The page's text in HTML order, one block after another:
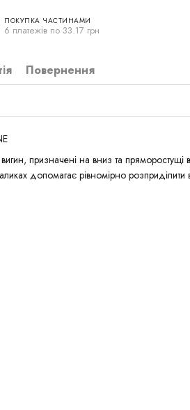
ПОКУПКА ЧАСТИНАМИ
6 платежів по 33.17 грн
Повернення
призначені на вниз та пряморостущі
допомагає рівномірно розприділити